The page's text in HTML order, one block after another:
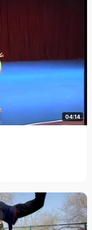
04:14